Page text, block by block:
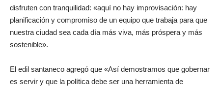
disfruten con tranquilidad: «aquí no hay improvisación: hay
planificación y compromiso de un equipo que trabaja para que
nuestra ciudad sea cada día más viva, más próspera y más
sostenible».
El edil santaneco agregó que «Así demostramos que gobernar
es servir y que la política debe ser una herramienta de